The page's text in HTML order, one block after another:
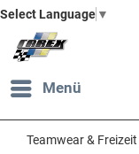
Select Language ▼
Menü
Teamwear & Freizeit